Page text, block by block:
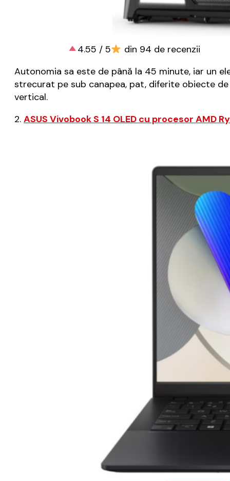
4.55 / 5
din 94 de recenzii
Autonomia sa este de până la 45 minute, iar un
strecurat pe sub canapea, pat, diferite obiecte
vertical.
2. ASUS Vivobook S 14 OLED cu procesor AMD